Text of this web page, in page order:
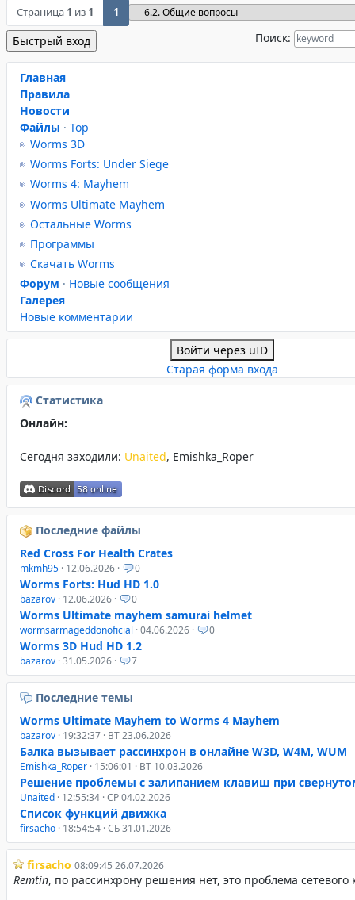
Страница 1 из 1 1
Поиск:
Главная
Правила
Новости
Файлы · Top
Worms 3D
Worms Forts: Under Siege
Worms 4: Mayhem
Worms Ultimate Mayhem
Остальные Worms
Программы
Скачать Worms
Форум · Новые сообщения
Галерея
Новые комментарии
Войти через uID
Старая форма входа
Статистика
Онлайн:
Сегодня заходили: Unaited, Emishka_Roper
Последние файлы
Red Cross For Health Crates
mkmh95 · 12.06.2026 · 0
Worms Forts: Hud HD 1.0
bazarov · 12.06.2026 · 0
Worms Ultimate mayhem samurai helmet
wormsarmageddonoficial · 04.06.2026 · 0
Worms 3D Hud HD 1.2
bazarov · 31.05.2026 · 7
Последние темы
Worms Ultimate Mayhem to Worms 4 Mayhem
bazarov · 19:32:37 · ВТ 23.06.2026
Балка вызывает рассинхрон в онлайне W3D, W4M, WUM
Emishka_Roper · 15:06:01 · ВТ 10.03.2026
Решение проблемы с залипанием клавиш при
Unaited · 12:55:34 · СР 04.02.2026
Список функций движка
firsacho · 18:54:54 · СБ 31.01.2026